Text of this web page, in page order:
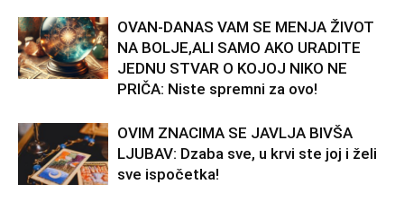
OVAN-DANAS VAM SE MENJA ŽIVOT
NA BOLJE,ALI SAMO AKO URADITE
JEDNU STVAR O KOJOJ NIKO NE
PRIČA: Niste spremni za ovo!
OVIM ZNACIMA SE JAVLJA BIVŠA
LJUBAV: Dzaba sve, u krvi ste joj i želi
sve ispočetka!